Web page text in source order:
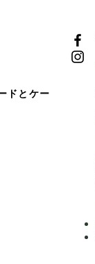
ドとケー